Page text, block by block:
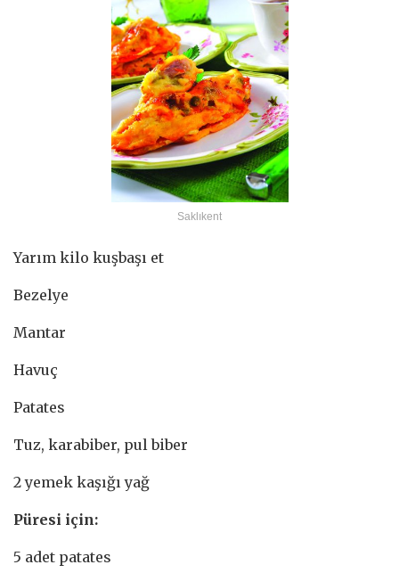
Saklıkent
Yarım kilo kuşbaşı et
Bezelye
Mantar
Havuç
Patates
Tuz, karabiber, pul biber
2 yemek kaşığı yağ
Püresi için:
5 adet patates